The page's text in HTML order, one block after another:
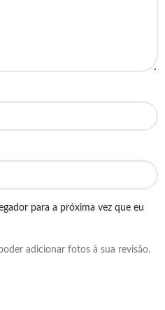
para a próxima vez que eu
adicionar fotos à sua revisão.